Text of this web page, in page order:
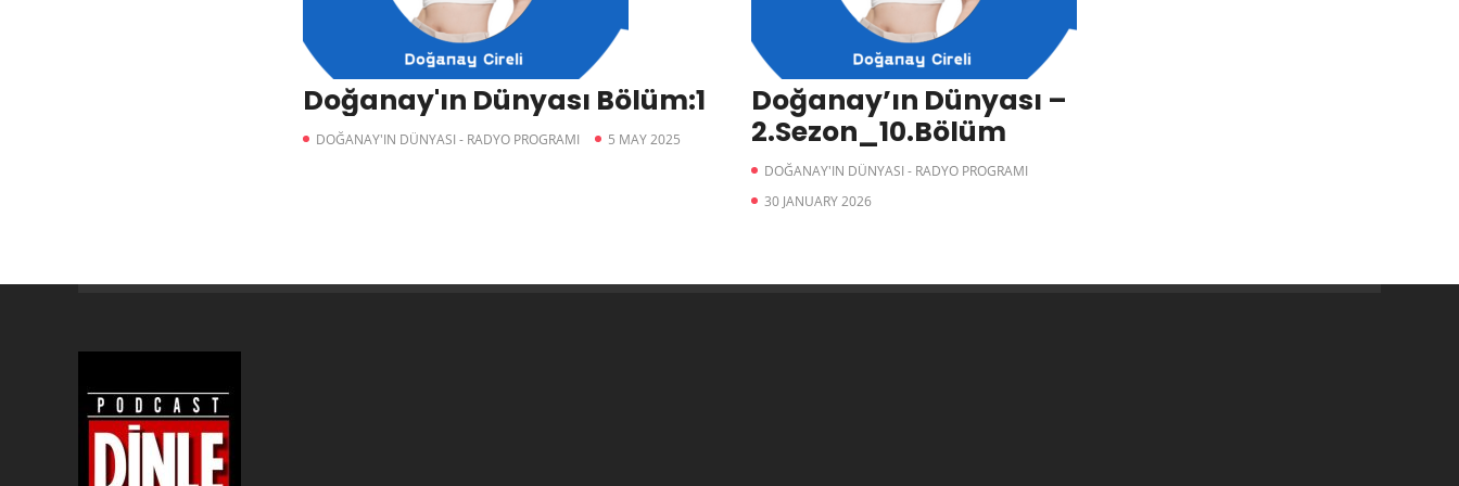
Doğanay'ın Dünyası Bölüm:1
DOĞANAY'IN DÜNYASI - RADYO PROGRAMI 5 MAY 2025
Doğanay’ın Dünyası –
2.Sezon_10.Bölüm
DOĞANAY'IN DÜNYASI - RADYO PROGRAMI
30 JANUARY 2026